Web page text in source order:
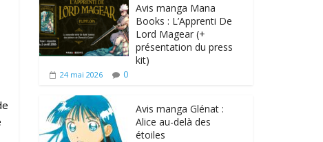
Avis manga Mana
Books : L’Apprenti De
Lord Magear (+
présentation du press
kit)
24 mai 2026 0
Avis manga Glénat :
Alice au-delà des
étoiles